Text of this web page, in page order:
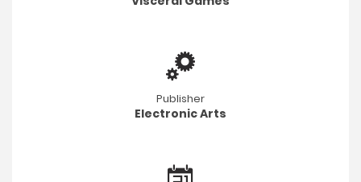
Publisher
Electronic Arts